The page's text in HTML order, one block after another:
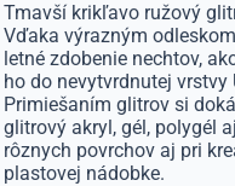
Tmavší krikľavo ružový
Vďaka výrazným
letné zdobenie nechtov,
ho do nevytvrdnutej vrstvy
Primiešaním glitrov si
glitrový akryl, gél, polygél
rôznych povrchov aj pri
plastovej nádobke.